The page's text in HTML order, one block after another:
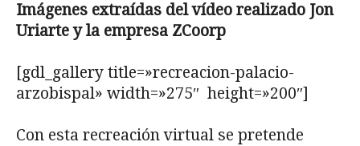
Imágenes extraídas del vídeo realizado Jon
Uriarte y la empresa ZCoorp
[gdl_gallery title=»recreacion-palacio-
arzobispal» width=»275″ height=»200″]
Con esta recreación virtual se pretende